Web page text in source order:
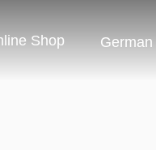
Shop German